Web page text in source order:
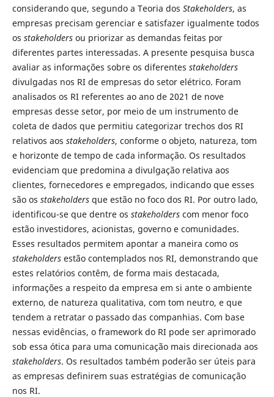
considerando que, segundo a Teoria dos Stakeholders, as
empresas precisam gerenciar e satisfazer igualmente todos
os stakeholdersou priorizar as demandas feitas por
diferentes partes interessadas. A presente pesquisa busca
avaliar as informações sobre os diferentes stakeholders
divulgadas nos RI de empresas do setor elétrico. Foram
analisados os RI referentes ao ano de 2021 de nove
empresas desse setor, por meio de um instrumento de
coleta de dados que permitiu categorizar trechos dos RI
relativos aos stakeholders, conforme o objeto, natureza, tom
e horizonte de tempo de cada informação. Os resultados
evidenciam que predomina a divulgação relativa aos
clientes, fornecedores e empregados, indicando que esses
são os stakeholdersque estão no foco dos RI. Por outro lado,
identificou-se que dentre os stakeholderscom menor foco
estão investidores, acionistas, governo e comunidades.
Esses resultados permitem apontar a maneira como os
stakeholdersestão contemplados nos RI, demonstrando que
estes relatórios contêm, de forma mais destacada,
informações a respeito da empresa em si ante o ambiente
externo, de natureza qualitativa, com tom neutro, e que
tendem a retratar o passado das companhias. Com base
nessas evidências, o framework do RI pode ser aprimorado
sob essa ótica para uma comunicação mais direcionada aos
stakeholders. Os resultados também poderão ser úteis para
as empresas definirem suas estratégias de comunicação
nos RI.